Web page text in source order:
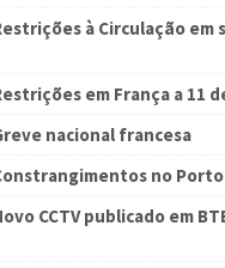
à Circulação em
em França a 11
nacional francesa
no
CCTV publicado em